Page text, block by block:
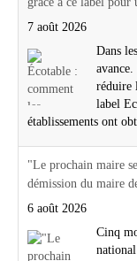
7 août 2026
Dans
réduire
label
établissements ont
"Le prochain maire
démission du maire
6 août 2026
Cinq